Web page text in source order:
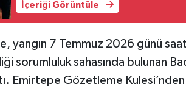
İçeriği Görüntüle
yangın 7 Temmuz 2026 günü
sorumluluk sahasında bulunan
Emirtepe Gözetleme